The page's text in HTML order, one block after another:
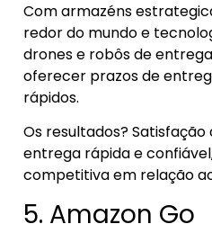
Com armazéns
redor do mundo e
drones e robôs de
oferecer prazos de
rápidos.
Os resultados?
entrega rápida e
competitiva em relação
5. Amazon Go